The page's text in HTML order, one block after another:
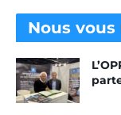
permettre
prévention et
lancement de
Nous vous